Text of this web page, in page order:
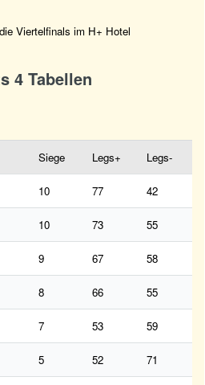
Viertelfinals im H+ Hotel
4 Tabellen
Siege Legs+ Legs-
10 77 42
10 73 55
9 67 58
8 66 55
7 53 59
5 52 71